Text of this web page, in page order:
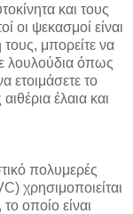
και τους
οι ψεκασμοί είναι
τους, μπορείτε να
λουλούδια όπως
ετοιμάσετε το
έλαια και
πολυμερές
χρησιμοποιείται
οποίο είναι